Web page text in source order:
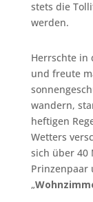
stets die
werden.
Herrschte in
und freute
wandern,
heftigen
Wetters
sich über 40
Prinzenpaar
„